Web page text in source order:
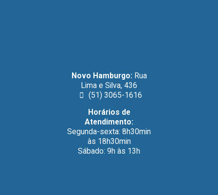
Novo Hamburgo: Rua
Lima e Silva, 436
(51) 3065-1616
Horários de
Atendimento:
Segunda-sexta: 8h30min
às 18h30min
Sábado: 9h às 13h